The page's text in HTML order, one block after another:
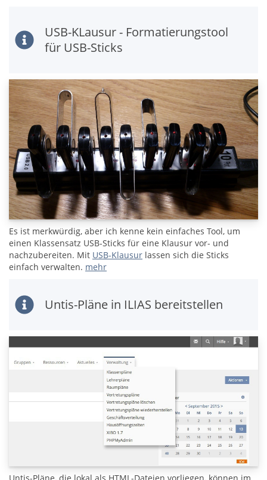
USB-KLausur - Formatierungstool
für USB-Sticks
Es ist merkwürdig, aber ich kenne kein einfaches Tool, um
einen Klassensatz USB-Sticks für eine Klausur vor- und
nachzubereiten. Mit USB-Klausur lassen sich die Sticks
einfach verwalten. mehr
Untis-Pläne in ILIAS bereitstellen